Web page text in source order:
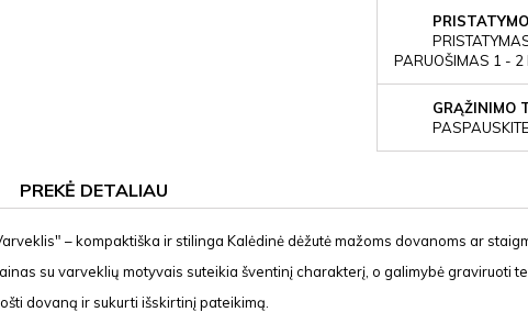
PARUOŠIMAS 1 - 2
GRĄŽINIMO
PREKĖ DETALIAU
– kompaktiška ir stilinga Kalėdinė dėžutė mažoms dovanoms ar
su varveklių motyvais suteikia šventinį charakterį, o galimybė graviruoti
dovaną ir sukurti išskirtinį pateikimą.